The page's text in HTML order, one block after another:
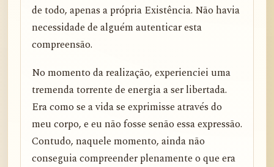
de todo, apenas a própria Existência. Não havia
necessidade de alguém autenticar esta
compreensão.
No momento da realização, experienciei uma
tremenda torrente de energia a ser libertada.
Era como se a vida se exprimisse através do
meu corpo, e eu não fosse senão essa expressão.
Contudo, naquele momento, ainda não
conseguia compreender plenamente o que era